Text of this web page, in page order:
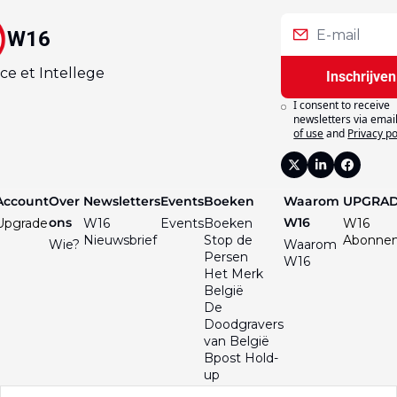
W16
et Intellege Inschrijven
I consent to receive
newsletters via
of useand Privacy
Over
ons
Wie?
Newsletters
W16
Nieuwsbrief
Events
Events
Boeken
Boeken
Stop de
Persen
Het Merk
België
De
Doodgravers
van België
Bpost Hold-
up
De Val van
Waarom
W16
Waarom
W16
W16